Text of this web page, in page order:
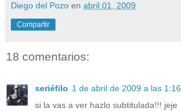
Diego del Pozo en abril 01, 2009
Compartir
18 comentarios:
seriéfilo 1 de abril de 2009 a las 1:16
si la vas a ver hazlo subtitulada!!! jeje